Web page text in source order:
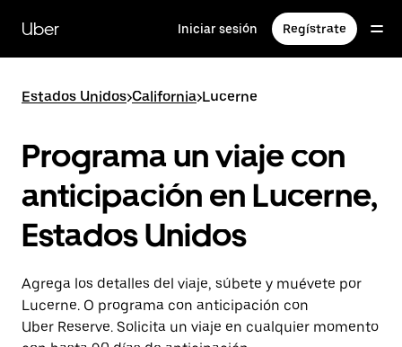
contenido
principal
Uber Iniciar sesión Regístrate
Estados Unidos>California>Lucerne
Programa un viaje con
anticipación en Lucerne,
Estados Unidos
Agrega los detalles del viaje, súbete y muévete por
Lucerne. O programa con anticipación con
Uber Reserve. Solicita un viaje en cualquier momento